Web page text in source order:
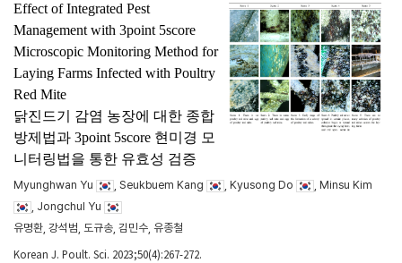
Effect of Integrated Pest
Management with 3point 5score
Microscopic Monitoring Method for
Laying Farms Infected with Poultry
Red Mite
닭진드기 감염 농장에 대한 종합
방제법과 3point 5score 현미경 모
니터링법을 통한 유효성 검증
Myunghwan Yu , Seukbuem Kang , Kyusong Do
, Minsu Kim
, Jongchul Yu
유명환, 강석범, 도규송, 김민수, 유종철
Korean J. Poult. Sci. 2023;50(4):267-272.